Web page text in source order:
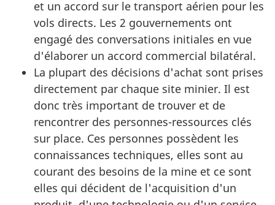
et un accord sur le transport aérien pour les
vols directs. Les 2 gouvernements ont
engagé des conversations initiales en vue
d'élaborer un accord commercial bilatéral.
La plupart des décisions d'achat sont prises
directement par chaque site minier. Il est
donc très important de trouver et de
rencontrer des personnes-ressources clés
sur place. Ces personnes possèdent les
connaissances techniques, elles sont au
courant des besoins de la mine et ce sont
elles qui décident de l'acquisition d'un